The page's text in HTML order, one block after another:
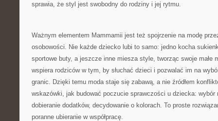
sprawia, że styl jest swobodny do rodziny i jej rytmu.
Ważnym elementem Mammamii jest też spojrzenie na modę
osobowości. Nie każde dziecko lubi to samo: jedno kocha
sportowe buty, a jeszcze inne miesza style, tworząc swoje małe
wspiera rodziców w tym, by słuchać dzieci i pozwalać im na
granic. Dzięki temu moda staje się zabawą, a nie źródłem
wskazówki, jak budować poczucie sprawczości u dziecka: wybór
dobieranie dodatków, decydowanie o kolorach. To proste
poranne ubieranie w współpracę.